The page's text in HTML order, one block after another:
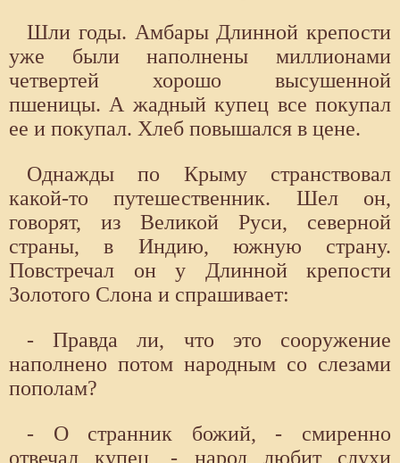
Шли годы. Амбары Длинной крепости
уже были наполнены миллионами
четвертей хорошо высушенной
пшеницы. А жадный купец все покупал
ее и покупал. Хлеб повышался в цене.
Однажды по Крыму странствовал
какой-то путешественник. Шел он,
говорят, из Великой Руси, северной
страны, в Индию, южную страну.
Повстречал он у Длинной крепости
Золотого Слона и спрашивает:
- Правда ли, что это сооружение
наполнено потом народным со слезами
пополам?
- О странник божий, - смиренно
отвечал купец, - народ любит слухи